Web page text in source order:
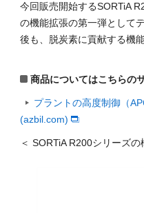
今回販売開始するSORTiA
の機能拡張の第一弾として
後も、脱炭素に貢献する機
商品についてはこちらの
プラントの高度制御（
(azbil.com)
＜ SORTiA R200シリーズの